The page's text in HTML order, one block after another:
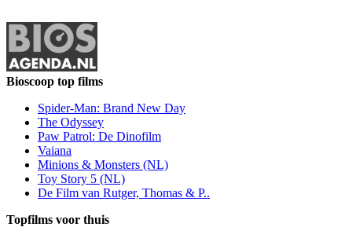
Bioscoop top films
Spider-Man: Brand New Day
The Odyssey
Paw Patrol: De Dinofilm
Vaiana
Minions & Monsters (NL)
Toy Story 5 (NL)
De Film van Rutger, Thomas & P..
Topfilms voor thuis